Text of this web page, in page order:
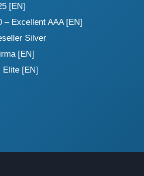
[EN]
– Excellent AAA[EN]
Silver
[EN]
Elite [EN]